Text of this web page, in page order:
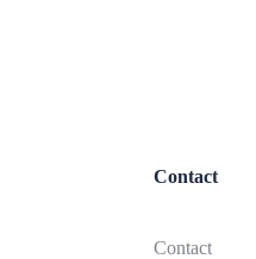
Contact
Contact